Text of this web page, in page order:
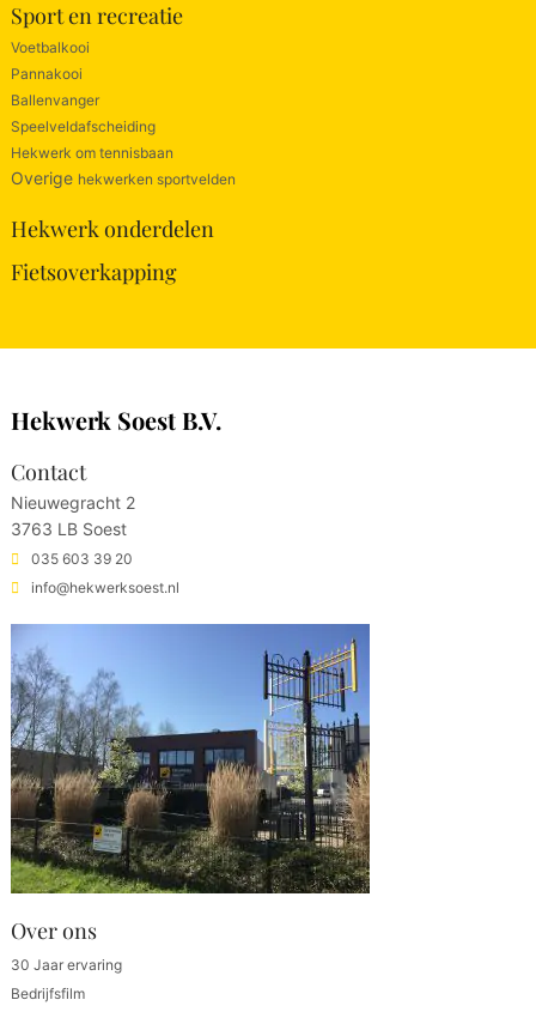
Sport en recreatie
Voetbalkooi
Pannakooi
Ballenvanger
Speelveldafscheiding
Hekwerk om tennisbaan
Overige hekwerken sportvelden
Hekwerk onderdelen
Fietsoverkapping
Hekwerk Soest B.V.
Contact
Nieuwegracht 2
3763 LB Soest
035 603 39 20
info@hekwerksoest.nl
Over ons
30 Jaar ervaring
Bedrijfsfilm